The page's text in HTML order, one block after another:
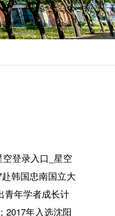
登录入口_星空
韩国忠南国立大
青年学者成长计
2017年入选沈阳